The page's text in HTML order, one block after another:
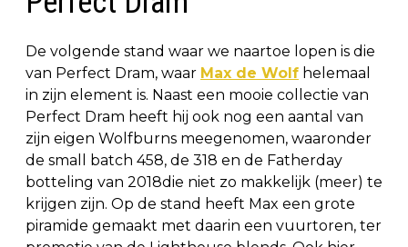
De volgende stand waar we naartoe lopen is die
van Perfect Dram, waar Max de Wolf helemaal
in zijn element is. Naast een mooie collectie van
Perfect Dram heeft hij ook nog een aantal van
zijn eigen Wolfburns meegenomen, waaronder
de small batch 458, de 318 en de Fatherday
botteling van 2018die niet zo makkelijk (meer) te
krijgen zijn. Op de stand heeft Max een grote
piramide gemaakt met daarin een vuurtoren, ter